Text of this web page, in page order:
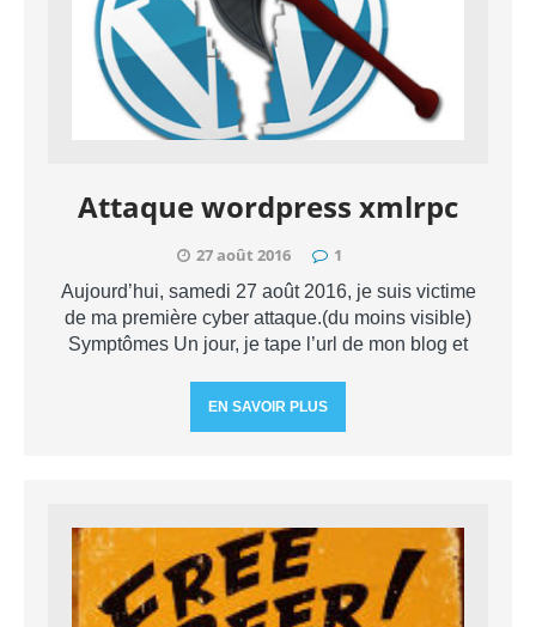
Attaque wordpress xmlrpc
27 août 2016 1
Aujourd’hui, samedi 27 août 2016, je suis victime
de ma première cyber attaque.(du moins visible)
Symptômes Un jour, je tape l’url de mon blog et
EN SAVOIR PLUS